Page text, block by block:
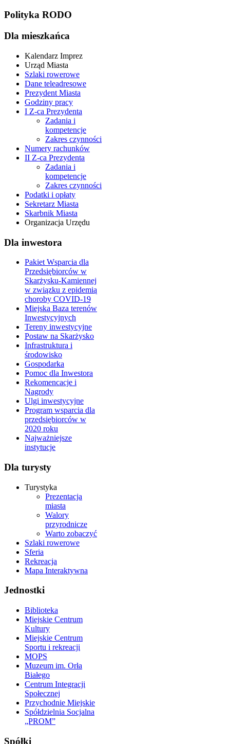
Polityka RODO
Dla mieszkańca
Kalendarz Imprez
Urząd Miasta
Szlaki rowerowe
Dane teleadresowe
Prezydent Miasta
Godziny pracy
I Z-ca Prezydenta
Zadania i
kompetencje
Zakres czynności
Numery rachunków
II Z-ca Prezydenta
Zadania i
kompetencje
Zakres czynności
Podatki i opłaty
Sekretarz Miasta
Skarbnik Miasta
Organizacja Urzędu
Dla inwestora
Pakiet Wsparcia dla
Przedsiębiorców w
Skarżysku-Kamiennej
w związku z epidemią
choroby COVID-19
Miejska Baza terenów
Inwestycyjnych
Tereny inwestycyjne
Postaw na Skarżysko
Infrastruktura i
środowisko
Gospodarka
Pomoc dla Inwestora
Rekomencacje i
Nagrody
Ulgi inwestycyjne
Program wsparcia dla
przedsiębiorców w
2020 roku
Najważniejsze
instytucje
Dla turysty
Turystyka
Prezentacja
miasta
Walory
przyrodnicze
Warto zobaczyć
Szlaki rowerowe
Sferia
Rekreacja
Mapa Interaktywna
Jednostki
Biblioteka
Miejskie Centrum
Kultury
Miejskie Centrum
Sportu i rekreacji
MOPS
Muzeum im. Orła
Białego
Centrum Integracji
Społecznej
Przychodnie Miejskie
Spółdzielnia Socjalna
„PROM”
Spółki